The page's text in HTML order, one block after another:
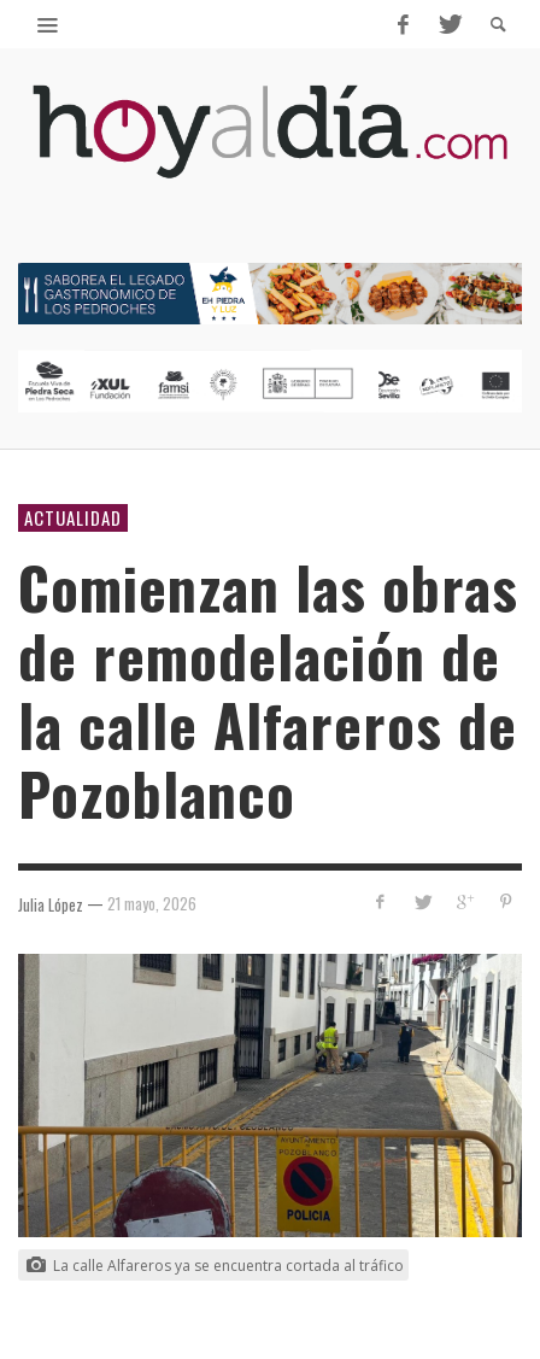
ACTUALIDAD
Comienzan las obras
de remodelación de
la calle Alfareros de
Pozoblanco
Julia López — 21 mayo, 2026
La calle Alfareros ya se encuentra cortada al tráfico